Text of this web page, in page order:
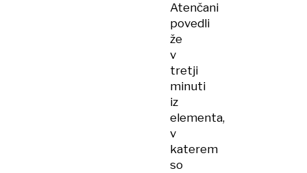
Atenčani
povedli
že
v
tretji
minuti
iz
elementa,
v
katerem
so